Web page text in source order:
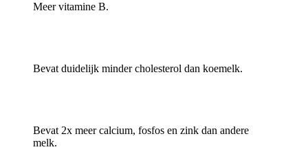
Meer vitamine B.
Bevat duidelijk minder cholesterol dan koemelk.
Bevat 2x meer calcium, fosfos en zink dan andere
melk.